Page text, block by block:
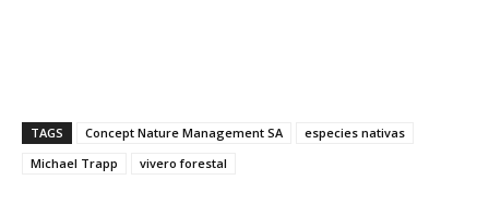
TAGS Concept Nature Management SA
especies nativas
Michael Trapp
vivero forestal